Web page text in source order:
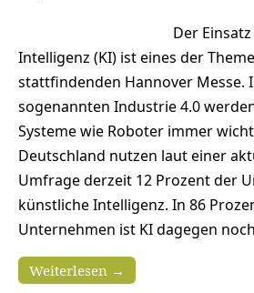
Der
Intelligenz (KI) ist eines der
stattfindenden Hannover Messe.
sogenannten Industrie 4.0
Systeme wie Roboter immer
Deutschland nutzen laut einer
Umfrage derzeit 12 Prozent der
künstliche Intelligenz. In 86
Unternehmen ist KI dagegen
Weiterlesen →